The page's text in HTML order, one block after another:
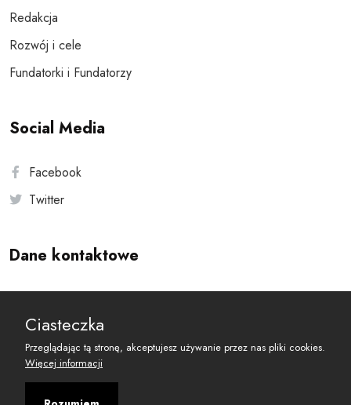
Redakcja
Rozwój i cele
Fundatorki i Fundatorzy
Social Media
Facebook
Twitter
Dane kontaktowe
reset@resetobywatelski.pl
Ciasteczka
Przeglądając tą stronę, akceptujesz używanie przez nas pliki cookies.
Więcej informacji